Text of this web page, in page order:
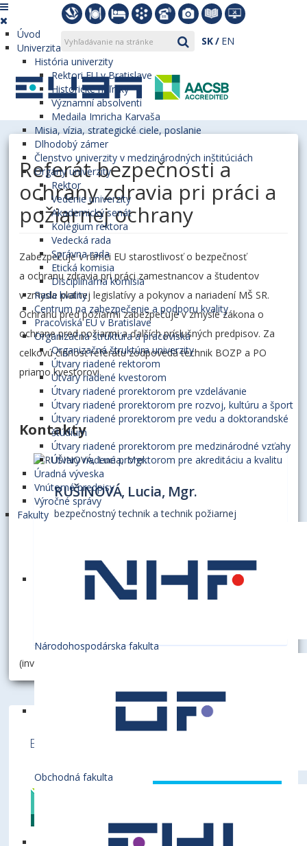
SK EN
Úvod
Univerzita
História univerzity
Rektori EU v Bratislave
Historické míľniky
Významní absolventi
Medaila Imricha Karvaša
Misia, vízia, strategické ciele, poslanie
Dlhodobý zámer
Členstvo univerzity v medzinárodných inštitúciách
Orgány univerzity
Rektor
Vedenie univerzity
Akademický senát
Kolégium rektora
Vedecká rada
Správna rada
Etická komisia
Disciplinárna komisia
Rada kvality
Centrum na zabezpečenie a podporu kvality
Pracoviská EU v Bratislave
Organizačná štruktúra a pracoviská
Organizačná štruktúra univerzity
Útvary riadené rektorom
Útvary riadené kvestorom
Útvary riadené prorektorom pre vzdelávanie
Útvary riadené prorektorom pre rozvoj, kultúru a šport
Útvary riadené prorektorom pre vedu a doktorandské
štúdium
Útvary riadené prorektorom pre medzinárodné vzťahy
Útvary riadené prorektorom pre akreditáciu a kvalitu
Úradná výveska
Vnútorné predpisy
Výročné správy
Fakulty
Národohospodárska fakulta
Obchodná fakulta
Referát bezpečnosti a
ochrany zdravia pri práci a
požiarnej ochrany
Zabezpečuje v rámci EU starostlivosť o bezpečnosť
a ochranu zdravia pri práci zamestnancov a študentov
v zmysle platnej legislatívy a pokynov a nariadení MŠ SR.
Ochranu pred požiarmi zabezpečuje v zmysle zákona o
ochrane pred požiarmi a ďalších príslušných predpisov. Za
celkovú činnosť referátu zodpovedá technik BOZP a PO
priamo kvestorovi.
Kontakty
RUŠINOVÁ, Lucia, Mgr.
bezpečnostný technik a technik požiarnej
+421 2 6729 5270
+421 947 927 573
lucia.rusinova@euba.sk
(invalid contact id)
Ekonomická univerzita v Bratislave je členom